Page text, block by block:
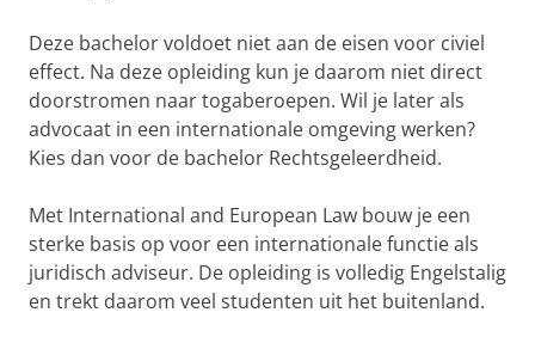
Deze bachelor voldoet niet aan de eisen voor civiel
effect. Na deze opleiding kun je daarom niet direct
doorstromen naar togaberoepen. Wil je later als
advocaat in een internationale omgeving werken?
Kies dan voor de bachelor Rechtsgeleerdheid.
Met International and European Law bouw je een
sterke basis op voor een internationale functie als
juridisch adviseur. De opleiding is volledig Engelstalig
en trekt daarom veel studenten uit het buitenland.